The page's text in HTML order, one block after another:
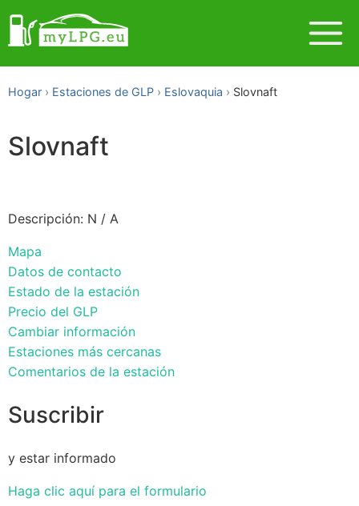
Hogar Estaciones de GLP Eslovaquia Slovnaft
Slovnaft
Descripción: N / A
Mapa
Datos de contacto
Estado de la estación
Precio del GLP
Cambiar información
Estaciones más cercanas
Comentarios de la estación
Suscribir
y estar informado
Haga clic aquí para el formulario